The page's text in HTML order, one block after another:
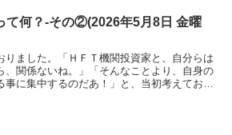
て何？-その②(2026年5月8日 金曜
りました。「ＨＦＴ機関投資家と、自分らは
、関係ないね。」「そんなことより、自身の
事に集中するのだあ！」と、当初考えており